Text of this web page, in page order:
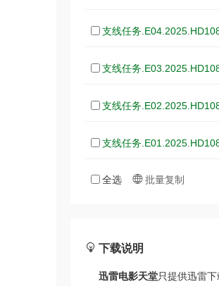
支线任务
支线任务
支线任务
支线任务
全选 批量复制
下载说明
迅雷电影天堂只提供迅雷